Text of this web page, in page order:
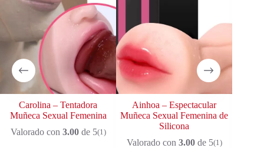
Carolina – Tentadora
Muñeca Sexual Femenina
Valorado con 3.00de 5(1)
Ainhoa – Espectacular
Muñeca Sexual Femenina de
Silicona
Valorado con 3.00de 5(1)